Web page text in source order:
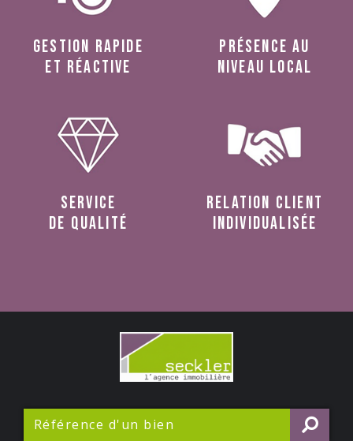
Gestion rapide
et réactive
présence au
niveau local
service
de qualité
relation client
individualisée